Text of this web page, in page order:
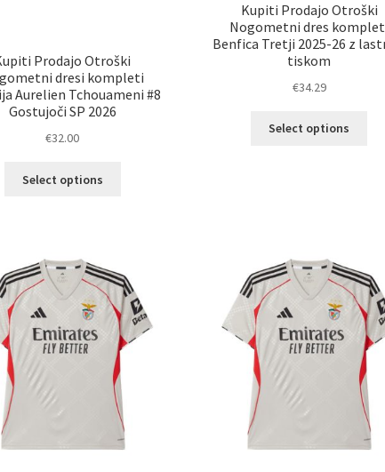
Prodajo Otroški
dresi kompleti
Aurelien Tchouameni #8
Gostujoči SP 2026
€32.00
Select options
lahko
izberete
na
strani
izdelka
Kupiti Prodajo Otroški
Nogometni dres
Benfica Tretji 2025-26 z
tiskom
€34.29
Select options
na